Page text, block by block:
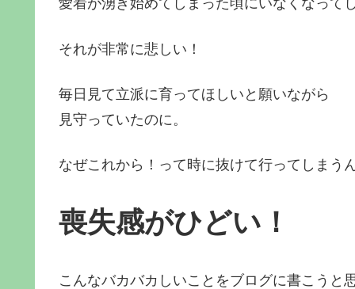
愛着が湧き始めてしまった頃にいなくなって
それが非常に悲しい！
毎日見て立派に育ってほしいと願いながら
見守っていたのに。
なぜこれから！って時に抜けて行ってしまう
喪失感がひどい！
こんなバカバカしいことをブログに書こうと